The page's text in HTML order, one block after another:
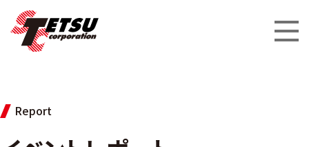
Report